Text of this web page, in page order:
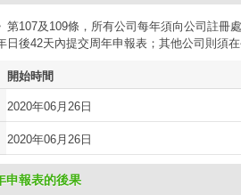
第107及109條，所有公司每年須向公司註冊
日後42天內提交周年申報表；其他公司則須
開始時間
2020年06月26日
2020年06月26日
申報表的後果